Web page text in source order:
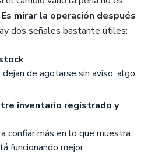
Es mirar la operación después
dos señales bastante útiles:
de agotarse sin aviso, algo
inventario registrado y
confiar más en lo que muestra
funcionando mejor.